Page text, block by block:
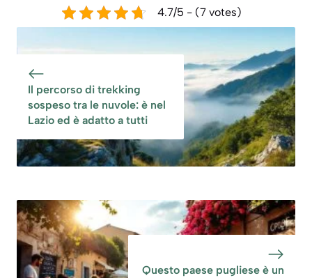
4.7/5 - (7 votes)
Il percorso di trekking
sospeso tra le nuvole: è nel
Lazio ed è adatto a tutti
Questo paese pugliese è un